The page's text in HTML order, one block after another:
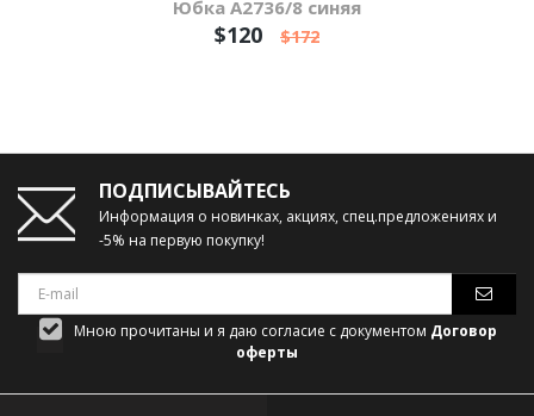
Юбка А2736/8 синяя
$120 $172
ПОДПИСЫВАЙТЕСЬ
Информация о новинках, акциях, спец.предложениях и
-5% на первую покупку!
Мною прочитаны и я даю согласие с документом Договор
оферты